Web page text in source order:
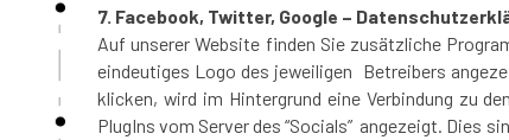
7. Facebook, Twitter, Google –
Auf unserer Website finden Sie zusätzliche
eindeutiges Logo des jeweiligen Betreibers
klicken, wird im Hintergrund eine Verbindung zu
PlugIns vom Server des “Socials” angezeigt. Dies